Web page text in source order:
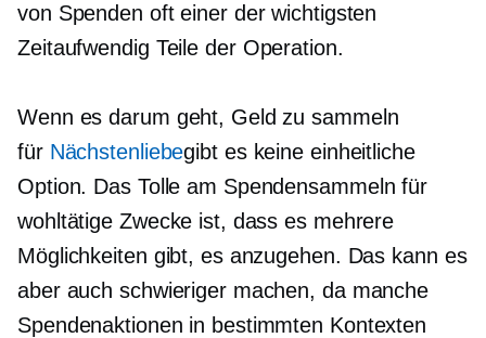
von Spenden oft einer der wichtigsten
Zeitaufwendig Teile der Operation.
Wenn es darum geht, Geld zu sammeln
für Nächstenliebegibt es keine einheitliche
Option. Das Tolle am Spendensammeln für
wohltätige Zwecke ist, dass es mehrere
Möglichkeiten gibt, es anzugehen. Das kann es
aber auch schwieriger machen, da manche
Spendenaktionen in bestimmten Kontexten